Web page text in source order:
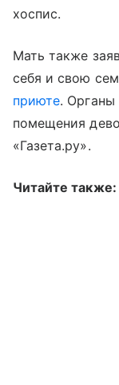
хоспис.
Мать также
себя и свою
приюте. Органы
помещения
«Газета.ру».
Читайте также: